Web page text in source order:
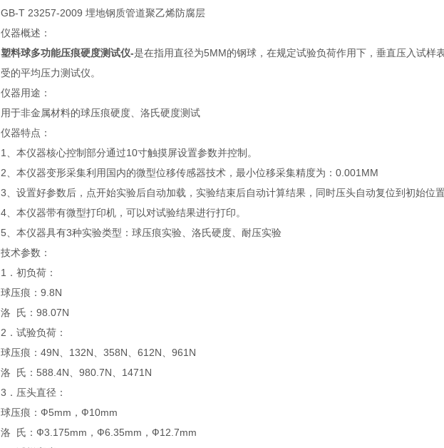
GB-T 23257-2009 埋地钢质管道聚乙烯防腐层
仪器概述：
塑料球多功能压痕硬度测试仪-是在指用直径为5MM的钢球，在规定试验负荷作用下，垂直压入试样
受的平均压力测试仪。
仪器用途：
用于非金属材料的球压痕硬度、洛氏硬度测试
仪器特点：
1、本仪器核心控制部分通过10寸触摸屏设置参数并控制。
2、本仪器变形采集利用国内的微型位移传感器技术，最小位移采集精度为：0.001MM
3、设置好参数后，点开始实验后自动加载，实验结束后自动计算结果，同时压头自动复位到初始位
4、本仪器带有微型打印机，可以对试验结果进行打印。
5、本仪器具有3种实验类型：球压痕实验、洛氏硬度、耐压实验
技术参数：
1．初负荷：
球压痕：9.8N
洛 氏：98.07N
2．试验负荷：
球压痕：49N、132N、358N、612N、961N
洛 氏：588.4N、980.7N、1471N
3．压头直径：
球压痕：Ф5mm，Ф10mm
洛 氏：Ф3.175mm，Ф6.35mm，Ф12.7mm